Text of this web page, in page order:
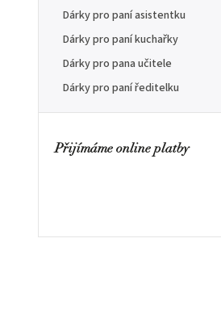
Dárky pro paní asistentku
Dárky pro paní kuchařky
Dárky pro pana učitele
Dárky pro paní ředitelku
Přijímáme online platby